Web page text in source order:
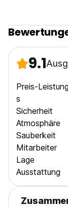
Check -in: 14.00
Schauen Sie sich
Steuer nicht
language)
9.1
Preis-
s
Sicherheit
Atmosphäre
Sauberkeit
Mitarbeiter
Lage
Ausstattung